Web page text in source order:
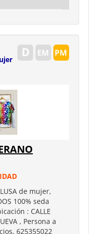
de mujer,
100% seda
: CALLE
, Persona a
625355022